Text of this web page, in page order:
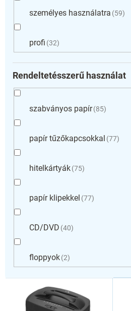
személyes használatra 59
profi 32
Rendeltetésszerű használat
szabványos papír 85
papír tűzőkapcsokkal 77
hitelkártyák 75
papír klipekkel 77
CD/DVD 40
floppyok 2
T